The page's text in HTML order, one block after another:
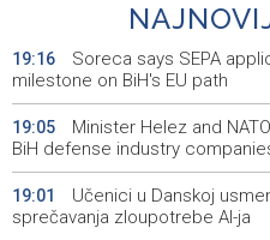
19:16
Soreca says SEPA
milestone on BiH's EU path
19:05
Minister Helez and
BiH defense industry
19:01
Učenici u Danskoj
sprečavanja zloupotrebe AI-ja